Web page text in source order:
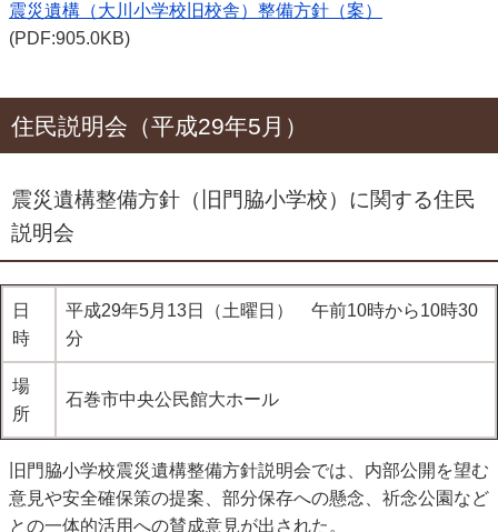
震災遺構（大川小学校旧校舎）整備方針（案）
(PDF:905.0KB)
住民説明会（平成29年5月）
震災遺構整備方針（旧門脇小学校）に関する住民
説明会
日
時
平成29年5月13日（土曜日） 午前10時から10時30
分
場
所
石巻市中央公民館大ホール
旧門脇小学校震災遺構整備方針説明会では、内部公開を望む
意見や安全確保策の提案、部分保存への懸念、祈念公園など
との一体的活用への賛成意見が出された。